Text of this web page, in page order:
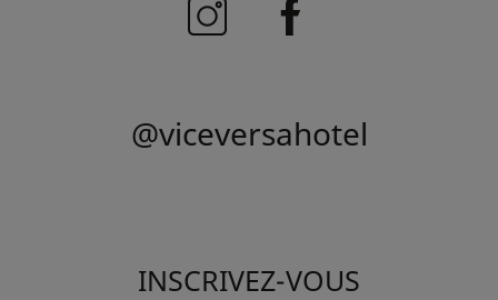
@viceversahotel
INSCRIVEZ-VOUS